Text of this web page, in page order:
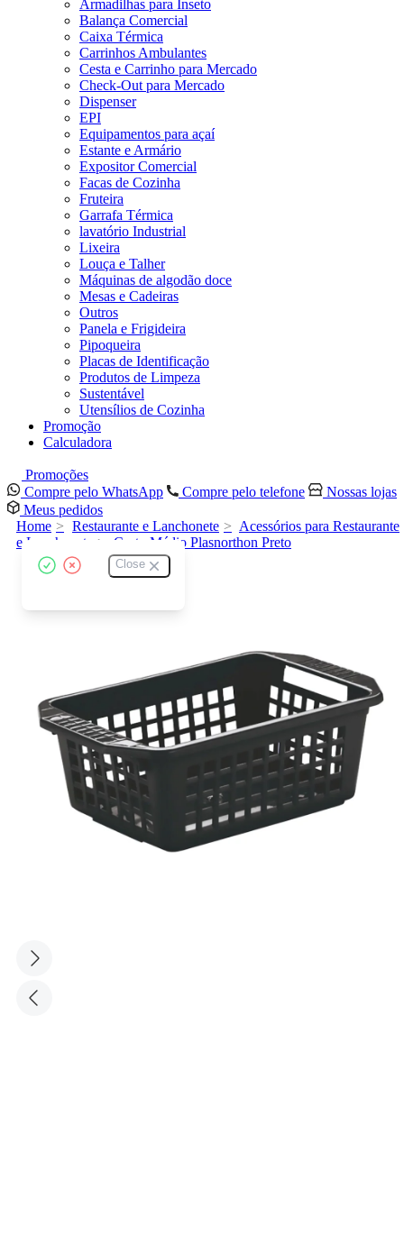
Armadilhas para Inseto
Balança Comercial
Caixa Térmica
Carrinhos Ambulantes
Cesta e Carrinho para Mercado
Check-Out para Mercado
Dispenser
EPI
Equipamentos para açaí
Estante e Armário
Expositor Comercial
Facas de Cozinha
Fruteira
Garrafa Térmica
lavatório Industrial
Lixeira
Louça e Talher
Máquinas de algodão doce
Mesas e Cadeiras
Outros
Panela e Frigideira
Pipoqueira
Placas de Identificação
Produtos de Limpeza
Sustentável
Utensílios de Cozinha
Promoção
Calculadora
Promoções
Compre pelo WhatsApp
Compre pelo telefone
Nossas lojas
Meus pedidos
Close
Home Restaurante e Lanchonete
Acessórios para Restaurante
e Lanchonete
Cesto Médio Plasnorthon Preto